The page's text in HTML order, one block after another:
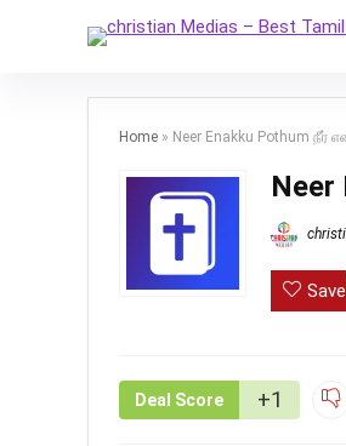
Home » Neer Enakku Pothum நீர்
Neer
Save
Deal Score +1